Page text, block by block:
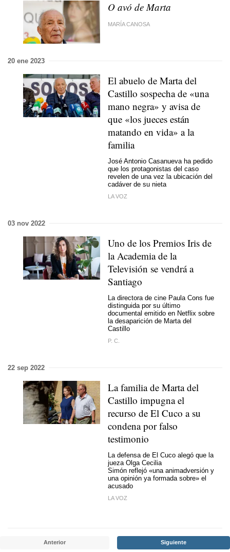
O avó de Marta
MARÍA CANOSA
20 ene 2023
El abuelo de Marta del
Castillo sospecha de «una
mano negra» y avisa de
que «los jueces están
matando en vida» a la
familia
José Antonio Casanueva ha pedido
que los protagonistas del caso
revelen de una vez la ubicación del
cadáver de su nieta
LA VOZ
03 nov 2022
Uno de los Premios Iris de
la Academia de la
Televisión se vendrá a
Santiago
La directora de cine Paula Cons fue
distinguida por su último
documental emitido en Netflix sobre
la desaparición de Marta del
Castillo
P. C.
22 sep 2022
La familia de Marta del
Castillo impugna el
recurso de El Cuco a su
condena por falso
testimonio
La defensa de El Cuco alegó que la
jueza Olga Cecilia
Simón reflejó «una animadversión y
una opinión ya formada sobre» el
acusado
LA VOZ
Anterior Siguiente